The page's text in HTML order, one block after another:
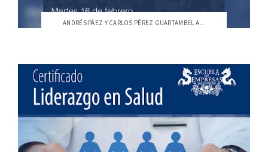
ANDRÉS PÁEZ Y CARLOS PÉREZ GUARTAMBEL A...